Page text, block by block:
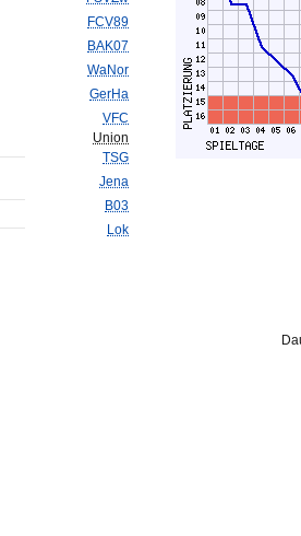
FCV89
BAK07
WaNor
GerHa
VFC
Union
TSG
Jena
B03
Lok